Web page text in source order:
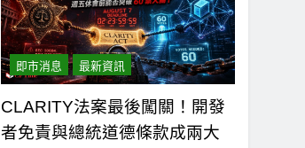
即市消息 最新資訊
CLARITY法案最後闖關！開發
者免責與總統道德條款成兩大